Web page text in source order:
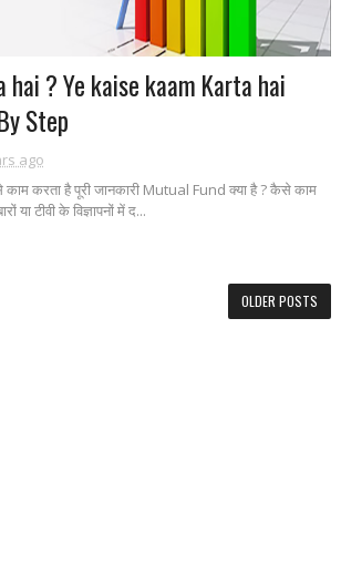
hai ? Ye kaise kaam Karta hai
Step
ago
करता है पूरी जानकारी Mutual Fund क्या है ? कैसे काम
टीवी के विज्ञापनों में द...
OLDER POSTS